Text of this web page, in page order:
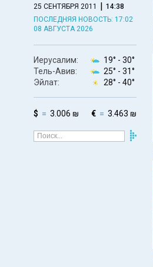
25 СЕНТЯБРЯ 2011 | 14:38
ПОСЛЕДНЯЯ НОВОСТЬ: 17:02
08 АВГУСТА 2026
Иерусалим: 19° - 30°
Тель-Авив:
25° - 31°
Эйлат:
28° - 40°
$ 3.006 ₪ € 3.463 ₪